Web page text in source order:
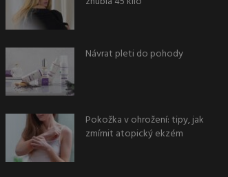
Návrat pleti do pohody
Pokožka v ohrožení: tipy, jak
zmírnit atopický ekzém